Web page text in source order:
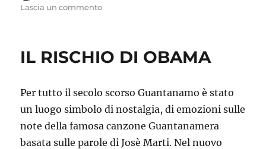
Lascia un commentosu
dire
referendum
elettorale
50
punti
IL RISCHIO DI OBAMA
Per tutto il secolo scorso Guantanamo è stato
un luogo simbolo di nostalgia, di emozioni sulle
note della famosa canzone Guantanamera
basata sulle parole di Josè Marti. Nel nuovo